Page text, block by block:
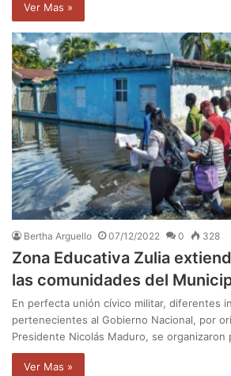
Ver Mas »
Bertha Arguello 07/12/2022 0 328
Zona Educativa Zulia
las comunidades del
En perfecta unión cívico militar, diferentes
pertenecientes al Gobierno Nacional, por
Presidente Nicolás Maduro, se organizaron
Ver Mas »